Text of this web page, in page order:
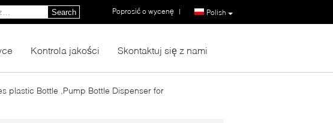
Polish
Poprosić o wycenę |
Search
Kontrola jakości Skontaktuj się z nami
plastic Bottle ,Pump Bottle Dispenser for